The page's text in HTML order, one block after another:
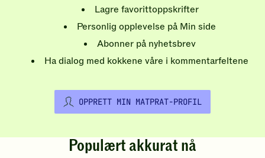
Lagre favorittoppskrifter
Personlig opplevelse på Min side
Abonner på nyhetsbrev
Ha dialog med kokkene våre i kommentarfeltene
OPPRETT MIN MATPRAT-PROFIL
Populært akkurat nå